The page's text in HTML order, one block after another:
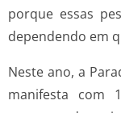
porque essas
dependendo em
Neste ano, a
manifesta com